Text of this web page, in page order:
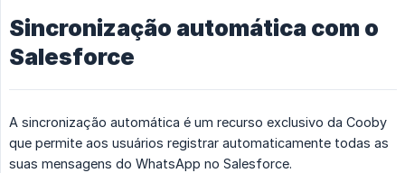
Sincronização automática com o
Salesforce
A sincronização automática é um recurso exclusivo da Cooby
que permite aos usuários registrar automaticamente todas as
suas mensagens do WhatsApp no Salesforce.